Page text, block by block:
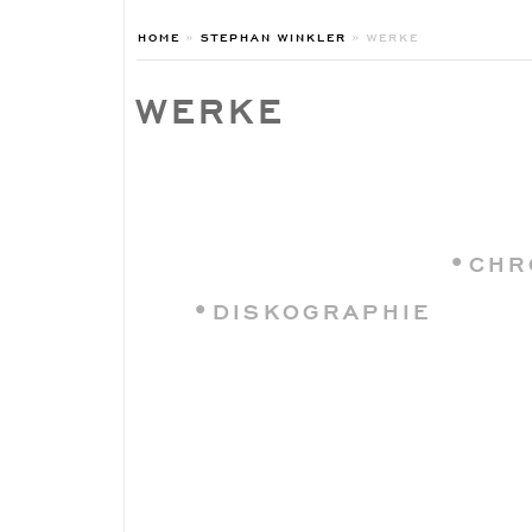
HOME » STEPHAN WINKLER » WERKE
WERKE
•DISKOGRAPHIE